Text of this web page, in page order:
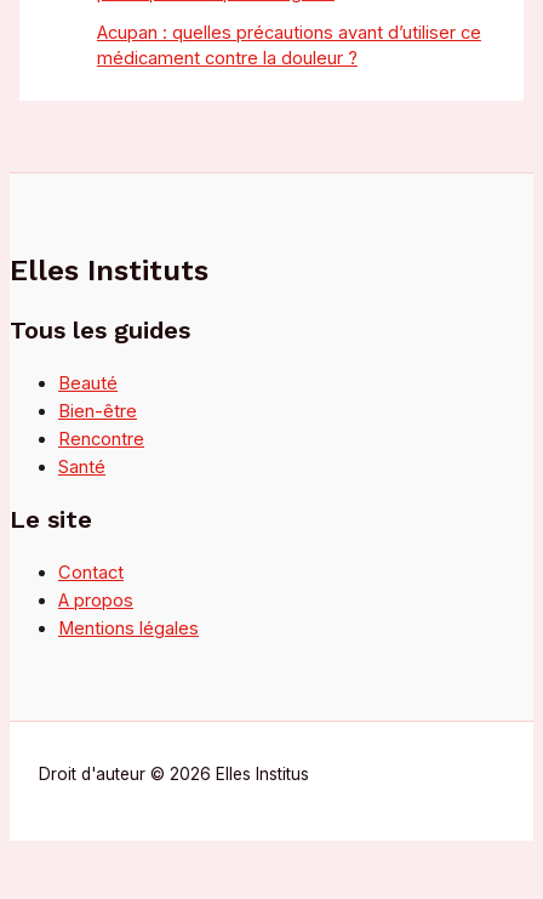
Acupan : quelles précautions avant d’utiliser ce
médicament contre la douleur ?
Elles Instituts
Tous les guides
Beauté
Bien-être
Rencontre
Santé
Le site
Contact
A propos
Mentions légales
Droit d'auteur © 2026 Elles Institus